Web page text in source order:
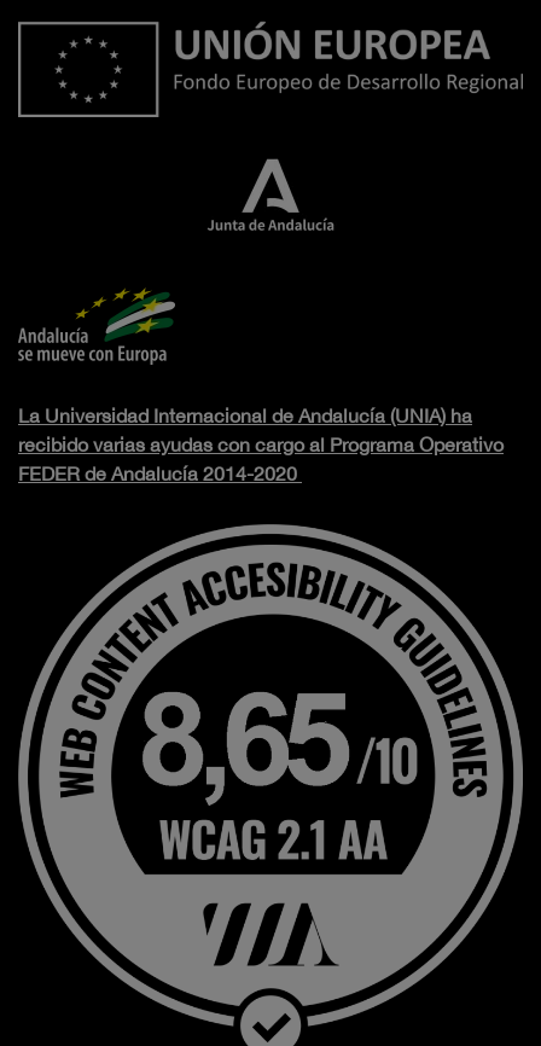
La Universidad Internacional de Andalucía (UNIA) ha
recibido varias ayudas con cargo al Programa Operativo
FEDER de Andalucía 2014-2020